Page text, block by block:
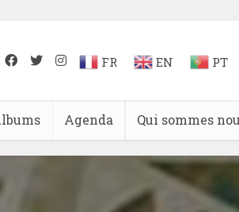
FR EN PT
Agenda Qui sommes